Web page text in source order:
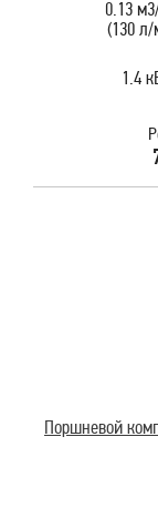
0.13
(130
1.4
Поршневой